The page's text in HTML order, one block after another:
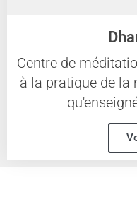
Centre de
à la pratique de la